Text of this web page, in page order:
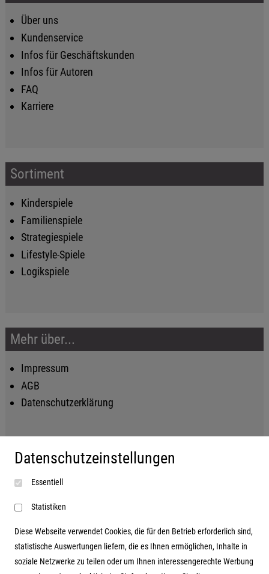
Über uns
Kundenservice
Infos für Geschäftskunden
Infos für Autoren
FAQ
Karriere
Sortiment
Kinderspiele
Familienspiele
Strategiespiele
Lifestyle-Spiele
Logikspiele
Mehr über...
Impressum
AGB
Datenschutzerklärung
Bgm.-Landmann-Platz 1-5
D-89312 Günzburg
Datenschutzeinstellungen
Essentiell
Statistiken
Diese Webseite verwendet Cookies, die für den Betrieb erforderlich sind,
statistische Auswertungen liefern, die es Ihnen ermöglichen, Inhalte in
soziale Netzwerke zu teilen oder um Ihnen interessengerechte Werbung